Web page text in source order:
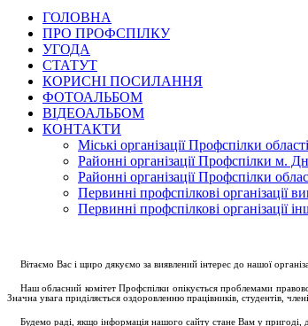
ГОЛОВНА
ПРО ПРОФСПІЛКУ
УГОДА
СТАТУТ
КОРИСНІ ПОСИЛАННЯ
ФОТОАЛЬБОМ
ВІДЕОАЛЬБОМ
КОНТАКТИ
Міські організації Профспілки області
Районні організації Профспілки м.
Районні організації Профспілки
Первинні профспілкові організації
Первинні профспілкові організації
Вітаємо Вас і щиро дякуємо за виявлений інтерес до нашої
Наш обласний комітет Профспілки опікується проблемами
Значна увага приділяється оздоровленню працівників, студентів,
Будемо раді, якщо інформація нашого сайту стане Вам у пригоді,